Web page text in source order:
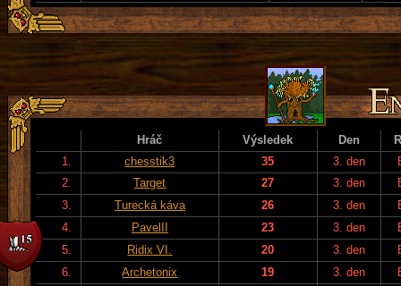
Hráč Výsledek Den
1.
chesstik3 35 3. den
2.
Target 27 3. den
3.
Turecká káva 26 3. den
4.
PavelII 23 3. den
5.
Ridix VI. 20 3. den
6.
Archetonix 19 3. den